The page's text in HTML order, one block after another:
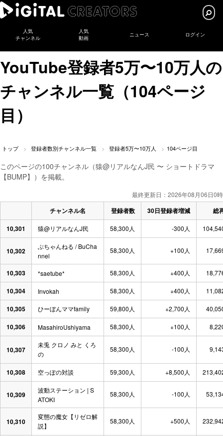
人気
チャンネル
人気
動画
ニュース ログイン
YouTube登録者5万〜10万人の
チャンネル一覧（104ページ
目）
トップ 登録者数別チャンネル一覧 登録者5万〜10万人 104ページ目
このページの100チャンネル（猿@リアルなんJ民 〜 ショートドラマ
【BUMP】）を掲載。
最終更新日：2026年08月06日0時
チャンネル名 登録者数 30日登録者増減
総
10,301
猿@リアルなんJ民 58,300人 -300人
10,302
ぶちゃんねる / BuCha
nnel
58,300人 +100人
10,303 *saetube* 58,300人 +400人
10,304 Invokah 58,300人 +400人
10,305 ひーぼんママfamily 59,800人 +2,700人
10,306 MasahiroUshiyama 58,300人 +100人
10,307
未兎 クロノ みと くろ
の
58,300人 -100人
10,308 空っぽの対談 59,300人 +8,500人
10,309
波動ステーション | S
ATOKI
58,300人 -100人
10,310
変態の魔女【リゼロ解
説】
58,300人 +500人